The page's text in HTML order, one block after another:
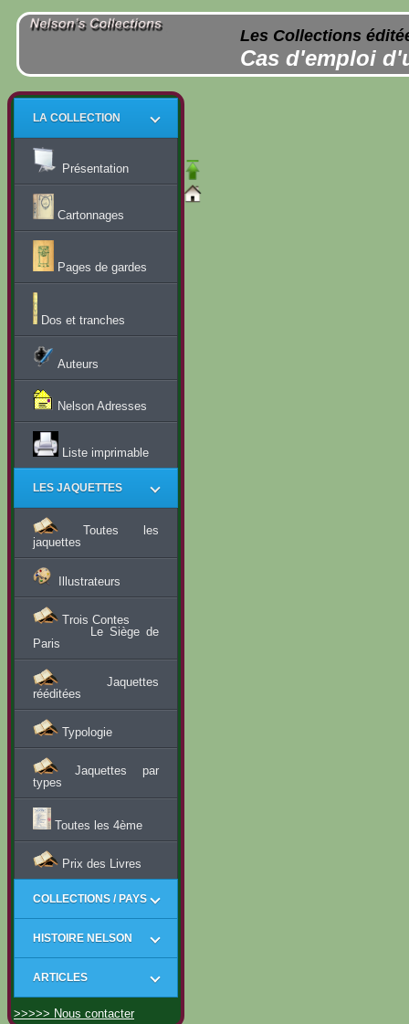
Les Collections
Cas d'emploi
LA COLLECTION
Présentation
Cartonnages
Pages de gardes
Dos et tranches
Auteurs
Nelson Adresses
Liste imprimable
LES JAQUETTES
Toutes les
jaquettes
Illustrateurs
Trois Contes
Le Siège de
Paris
Jaquettes
rééditées
Typologie
Jaquettes par
types
Toutes les 4ème
Prix des Livres
COLLECTIONS / PAYS
HISTOIRE NELSON
ARTICLES
>>>>> Nous contacter